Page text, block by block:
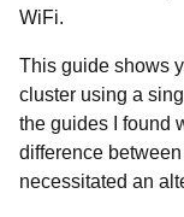
WiFi.
This guide shows
cluster using a
the guides I found
difference
necessitated an